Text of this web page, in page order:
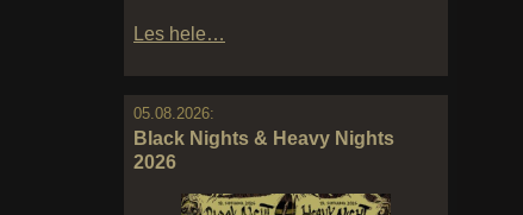
Les hele…
05.08.2026:
Black Nights & Heavy Nights
2026